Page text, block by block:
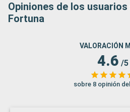
Opiniones de los
Fortuna
VALORACIÓN
4.6 /5
sobre 8 opinión